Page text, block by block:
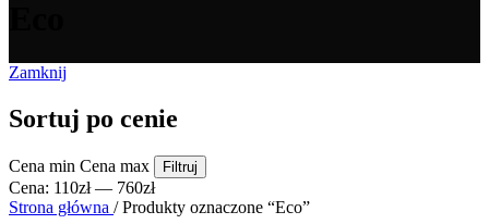
Zamknij
Sortuj po cenie
Cena min Cena max Filtruj
Cena: 110zł— 760zł
Strona główna / Produkty oznaczone “Eco”